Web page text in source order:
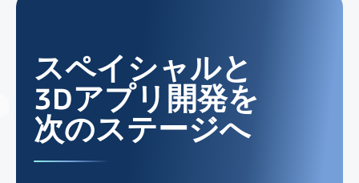
スペイシャルと
3Dアプリ開発を
次のステージへ